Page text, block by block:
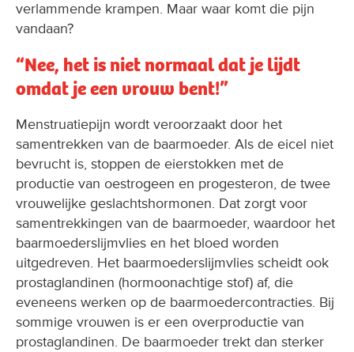
verlammende krampen. Maar waar komt die pijn
vandaan?
“Nee, het is niet normaal dat je lijdt
omdat je een vrouw bent!”
Menstruatiepijn wordt veroorzaakt door het
samentrekken van de baarmoeder. Als de eicel niet
bevrucht is, stoppen de eierstokken met de
productie van oestrogeen en progesteron, de twee
vrouwelijke geslachtshormonen. Dat zorgt voor
samentrekkingen van de baarmoeder, waardoor het
baarmoederslijmvlies en het bloed worden
uitgedreven. Het baarmoederslijmvlies scheidt ook
prostaglandinen (hormoonachtige stof) af, die
eveneens werken op de baarmoedercontracties. Bij
sommige vrouwen is er een overproductie van
prostaglandinen. De baarmoeder trekt dan sterker